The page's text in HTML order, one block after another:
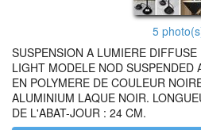
5
SUSPENSION A LUMIERE
LIGHT MODELE NOD SUSPENDED
EN POLYMERE DE COULEUR
ALUMINIUM LAQUE NOIR.
DE L'ABAT-JOUR : 24 CM.